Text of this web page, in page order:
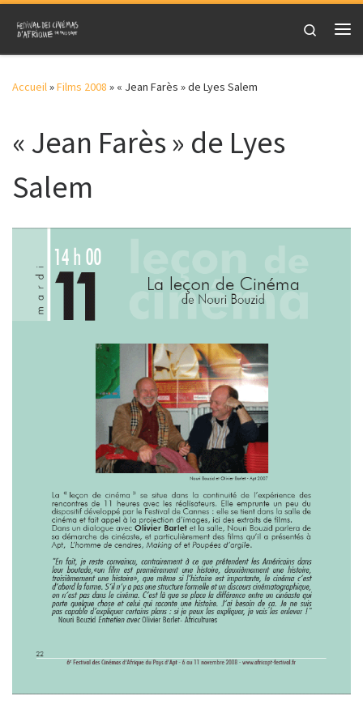
Skip to content
Search
Accueil»Films 2008 » « Jean Farès » de Lyes Salem
« Jean Farès » de Lyes
Salem